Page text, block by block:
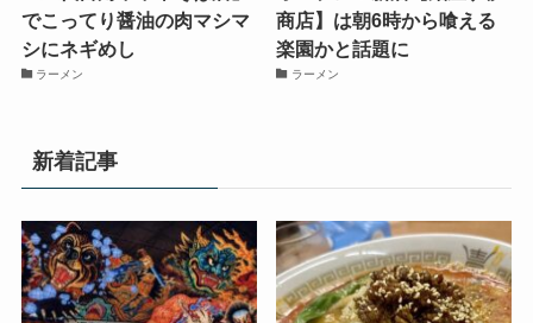
でこってり醤油の肉マシマ
シにネギめし
ラーメン
商店】は朝6時から喰える
楽園かと話題に
ラーメン
新着記事